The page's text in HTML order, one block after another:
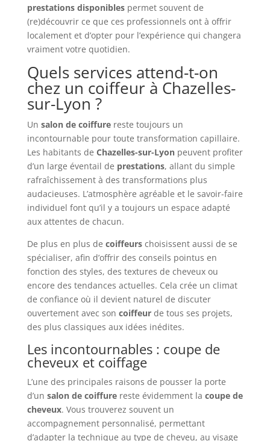
prestations disponiblespermet souvent de
(re)découvrir ce que ces professionnels ont à offrir
localement et d’opter pour l’expérience qui changera
vraiment votre quotidien.
Quels services attend-t-on
chez un coiffeur à Chazelles-
sur-Lyon ?
Un salon de coiffurereste toujours un
incontournable pour toute transformation capillaire.
Les habitants de Chazelles-sur-Lyonpeuvent profiter
d’un large éventail de prestations, allant du simple
rafraîchissement à des transformations plus
audacieuses. L’atmosphère agréable et le savoir-faire
individuel font qu’il y a toujours un espace adapté
aux attentes de chacun.
De plus en plus de coiffeurschoisissent aussi de se
spécialiser, afin d’offrir des conseils pointus en
fonction des styles, des textures de cheveux ou
encore des tendances actuelles. Cela crée un climat
de confiance où il devient naturel de discuter
ouvertement avec son coiffeurde tous ses projets,
des plus classiques aux idées inédites.
Les incontournables : coupe de
cheveux et coiffage
L’une des principales raisons de pousser la porte
d’un salon de coiffurereste évidemment la coupe de
cheveux. Vous trouverez souvent un
accompagnement personnalisé, permettant
d’adapter la technique au type de cheveu, au visage